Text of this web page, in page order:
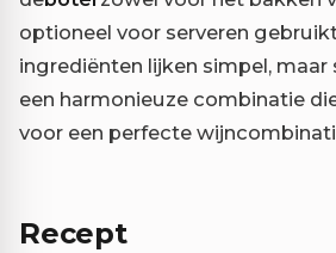
optioneel voor serveren
ingrediënten lijken simpel, maar
een harmonieuze combinatie
voor een perfecte
Recept